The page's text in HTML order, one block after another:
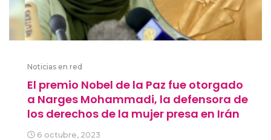
Noticias en red
El premio Nobel de la Paz fue otorgado
a Narges Mohammadi, la defensora de
los derechos de la mujer presa en Irán
6 octubre, 2023